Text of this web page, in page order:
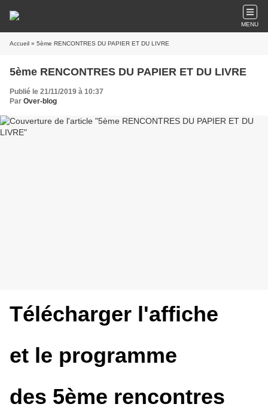
MENU
Accueil » 5ème RENCONTRES DU PAPIER ET DU LIVRE
5ème RENCONTRES DU PAPIER ET DU LIVRE
Publié le 21/11/2019 à 10:37
Par Over-blog
Télécharger l'affiche
et le programme
des 5ème rencontres